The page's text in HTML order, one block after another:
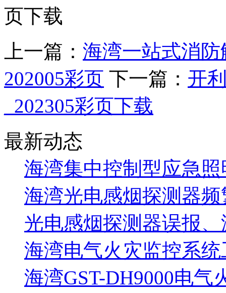
页下载
上一篇： 海湾一站式消防
202005彩页 下一篇： 开
_202305彩页下载
最新动态
海湾集中控制型应急照
海湾光电感烟探测器
光电感烟探测器误报
海湾电气火灾监控系统
海湾GST-DH9000电气